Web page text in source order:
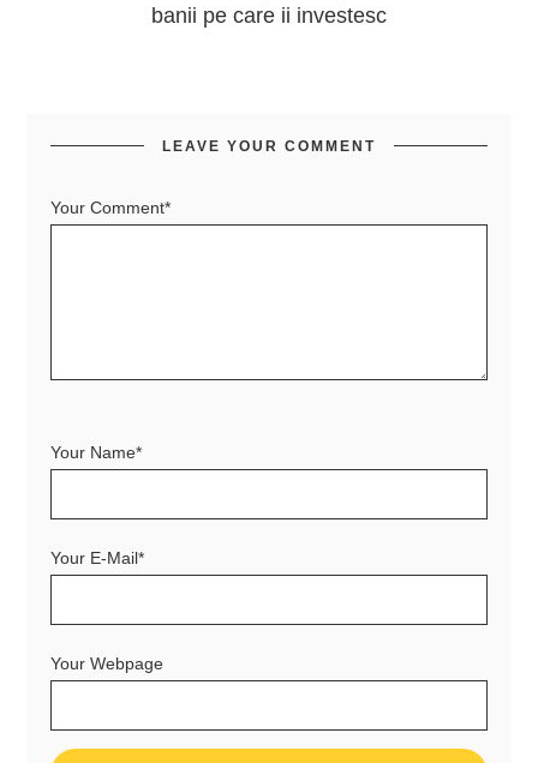
banii pe care ii investesc
LEAVE YOUR COMMENT
Your Comment*
Your Name*
Your E-Mail*
Your Webpage